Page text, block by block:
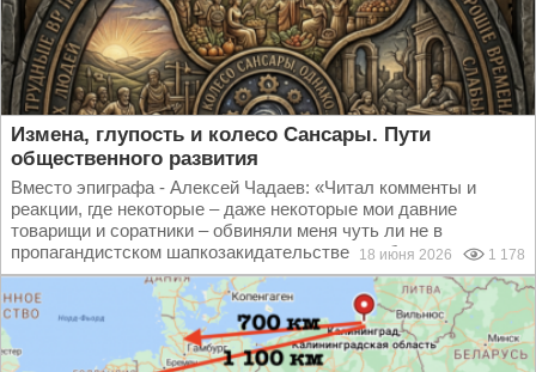
Измена, глупость и колесо Сансары. Пути
общественного развития
Вместо эпиграфа - Алексей Чадаев: «Читал комменты и
реакции, где некоторые – даже некоторые мои давние
товарищи и соратники – обвиняли меня чуть ли не в
пропагандистском шапкозакидательстве; особенно за тезис...
18 июня 2026 1 178